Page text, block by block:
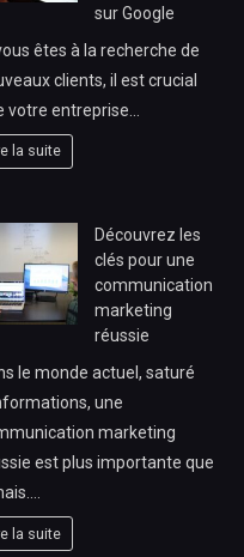
sur Google
êtes à la recherche de
clients, il est crucial
votre entreprise…
la suite
Découvrez les
clés pour une
communication
marketing
réussie
le monde actuel, saturé
une
marketing
est plus importante que
la suite